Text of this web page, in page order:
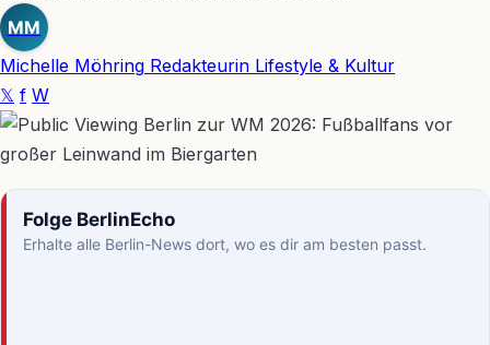
MM
Michelle Möhring Redakteurin Lifestyle & Kultur
𝕏 f W
Folge BerlinEcho
Erhalte alle Berlin-News dort, wo es dir am besten passt.